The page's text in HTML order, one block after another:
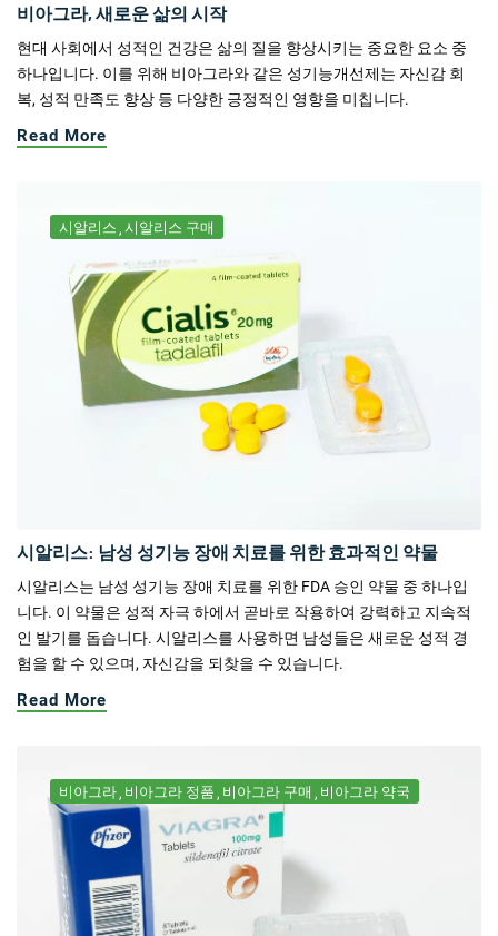
비아그라, 새로운 삶의 시작
현대 사회에서 성적인 건강은 삶의 질을 향상시키는 중요한 요소 중
하나입니다. 이를 위해 비아그라와 같은 성기능개선제는 자신감 회
복, 성적 만족도 향상 등 다양한 긍정적인 영향을 미칩니다.
Read More
시알리스 시알리스 구매
시알리스: 남성 성기능 장애 치료를 위한 효과적인 약물
시알리스는 남성 성기능 장애 치료를 위한 FDA 승인 약물 중 하나입
니다. 이 약물은 성적 자극 하에서 곧바로 작용하여 강력하고 지속적
인 발기를 돕습니다. 시알리스를 사용하면 남성들은 새로운 성적 경
험을 할 수 있으며, 자신감을 되찾을 수 있습니다.
Read More
비아그라 비아그라 정품 비아그라 구매 비아그라 약국